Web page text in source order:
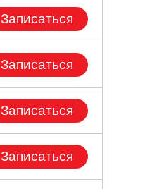
Записаться
Записаться
Записаться
Записаться